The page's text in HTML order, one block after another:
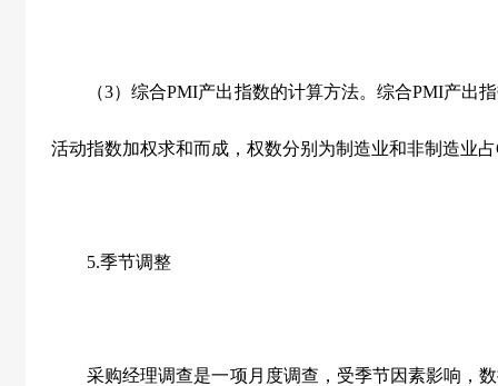
（3）综合PMI产出指数的计算方法。综合PMI产出
活动指数加权求和而成，权数分别为制造业和非制造业占
5.季节调整
采购经理调查是一项月度调查，受季节因素影响，数